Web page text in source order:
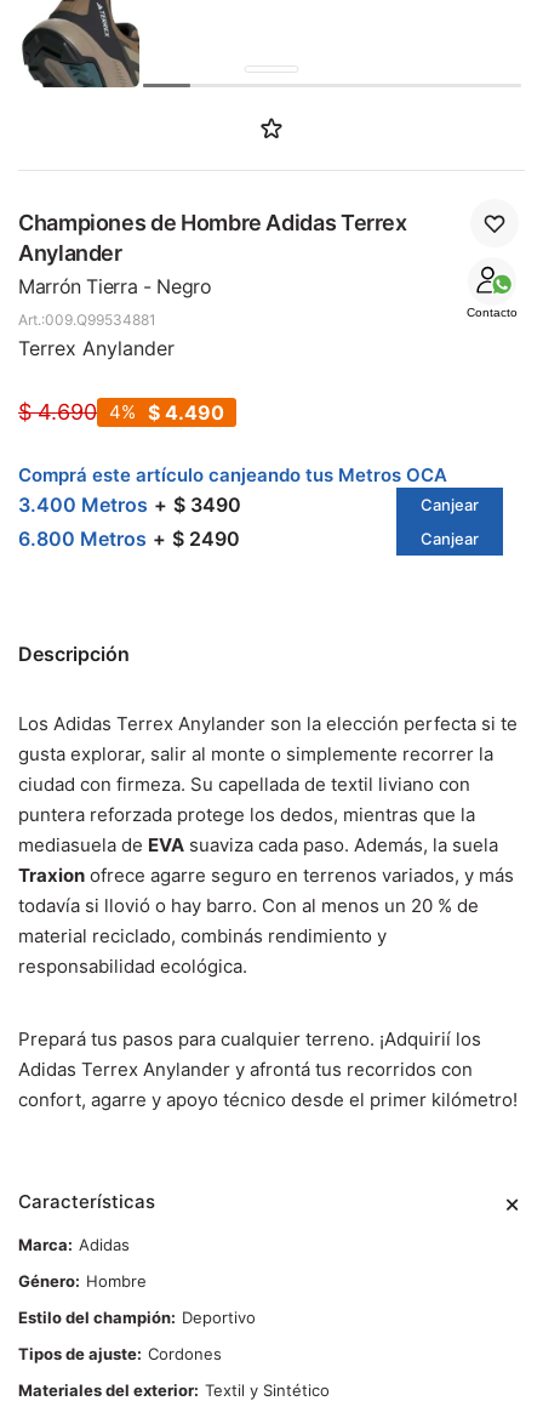
Championes de Hombre Adidas Terrex
Anylander
Marrón Tierra - Negro
Contacto
009.Q99534881
Terrex Anylander
$ 4.690 $ 4.490
4
Comprá este artículo canjeando tus Metros OCA
3.400 Metros $ 3490 Canjear
6.800 Metros $ 2490 Canjear
Descripción
Los Adidas Terrex Anylander son la elección perfecta si te
gusta explorar, salir al monte o simplemente recorrer la
ciudad con firmeza. Su capellada de textil liviano con
puntera reforzada protege los dedos, mientras que la
mediasuela de EVA suaviza cada paso. Además, la suela
Traxion ofrece agarre seguro en terrenos variados, y más
todavía si llovió o hay barro. Con al menos un 20 % de
material reciclado, combinás rendimiento y
responsabilidad ecológica.
Prepará tus pasos para cualquier terreno. ¡Adquirií los
Adidas Terrex Anylander y afrontá tus recorridos con
confort, agarre y apoyo técnico desde el primer kilómetro!
Características
Marca
Adidas
Género
Hombre
Estilo del champión
Deportivo
Tipos de ajuste Cordones
Materiales del exterior Textil y Sintético